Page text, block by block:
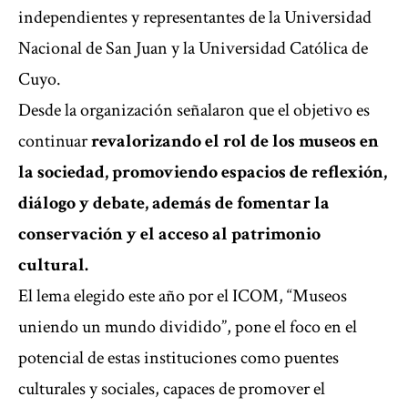
independientes y representantes de la Universidad
Nacional de San Juan y la Universidad Católica de
Cuyo.
Desde la organización señalaron que el objetivo es
continuarrevalorizando el rol de los museos en
la sociedad, promoviendo espacios de reflexión,
diálogo y debate, además de fomentar la
conservación y el acceso al patrimonio
cultural.
El lema elegido este año por el ICOM, “Museos
uniendo un mundo dividido”, pone el foco en el
potencial de estas instituciones como puentes
culturales y sociales, capaces de promover el